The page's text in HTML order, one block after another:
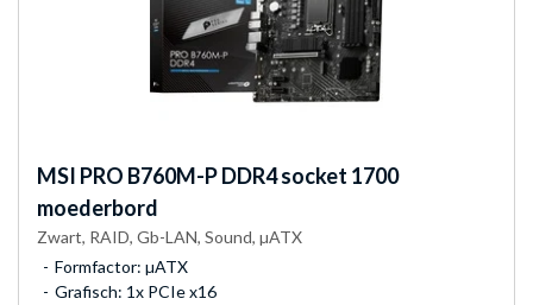
MSI PRO B760M-P DDR4 socket 1700
moederbord
Zwart, RAID, Gb-LAN, Sound, µATX
Formfactor: µATX
Grafisch: 1x PCIe x16